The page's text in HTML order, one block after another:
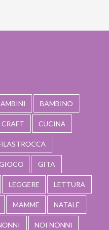
BAMBINO
CRAFT CUCINA
GITA
LEGGERE LETTURA
MAMME NATALE
NOI NONNI